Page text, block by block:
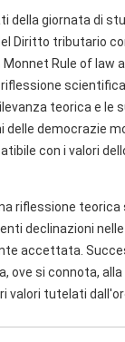
della giornata di
Diritto tributario
Rule of law
teorica e le
delle democrazie
con i valori
riflessione
declinazioni
accettata.
ove si connota,
tutelati